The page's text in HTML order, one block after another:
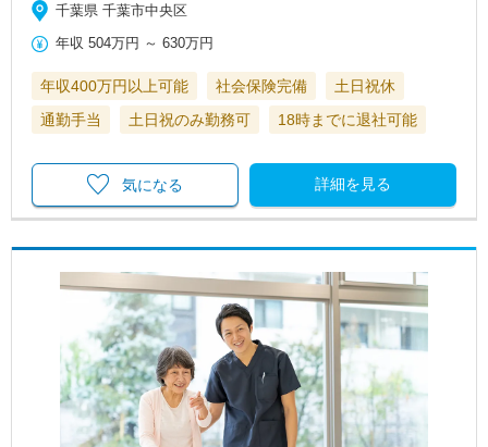
千葉県 千葉市中央区
年収 504万円 ～630万円
年収400万円以上可能 社会保険完備
土日祝休
通勤手当
土日祝のみ勤務可 18時までに退社可能
詳細を見る
気になる